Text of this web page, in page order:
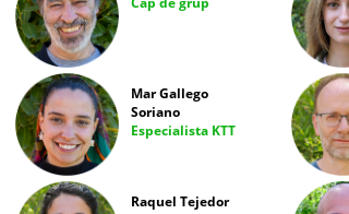
Mar Gallego
Soriano
Especialista KTT
Raquel Tejedor